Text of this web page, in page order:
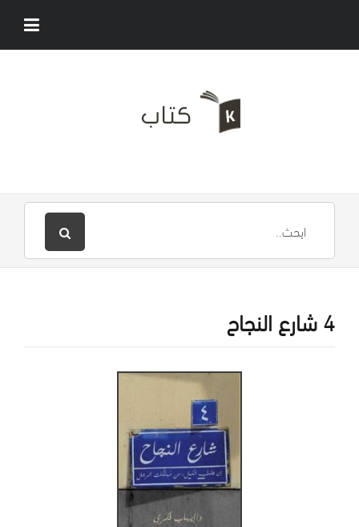
4 شارع النجاح